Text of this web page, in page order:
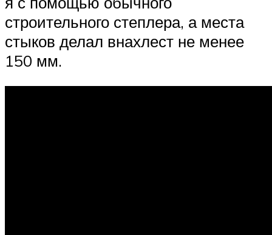
строительного степлера, а места
стыков делал внахлест не менее
150 мм.